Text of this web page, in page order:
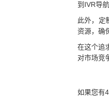
到IVR导
此外，定
资源，确
在这个追
对市场竞
如果您有